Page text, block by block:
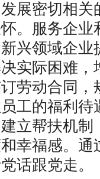
展密切相
。服务企
兴领域企
实际困难
劳动合同
工的福利
立帮扶机
幸福感。
话跟党走。